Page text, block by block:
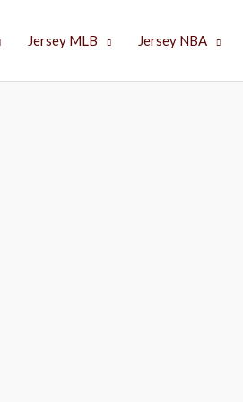
Jersey MLB Jersey NBA